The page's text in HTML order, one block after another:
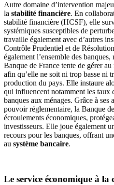
Autre domaine d’intervention
la stabilité financière. En
stabilité financière (HCSF), elle
systémiques susceptibles de
travaille également avec d’autres
Contrôle Prudentiel et de
également l’ensemble des
Banque de France tente de gérer
afin qu’elle ne soit ni trop basse ni
production du pays. Elle instaure
qui influencent notamment les taux
banques aux ménages. Grâce à ses
pouvoir réglementaire, la Banque
écroulements économiques,
investisseurs. Elle joue également
recours pour les banques, offrant
au système bancaire.
Le service économique à la